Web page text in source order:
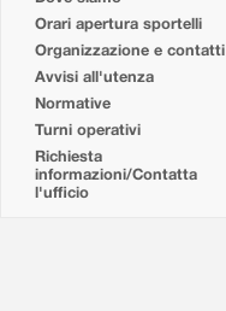
Orari apertura sportelli
Organizzazione e contatti
Avvisi all'utenza
Normative
Turni operativi
Richiesta
informazioni/Contatta
l'ufficio